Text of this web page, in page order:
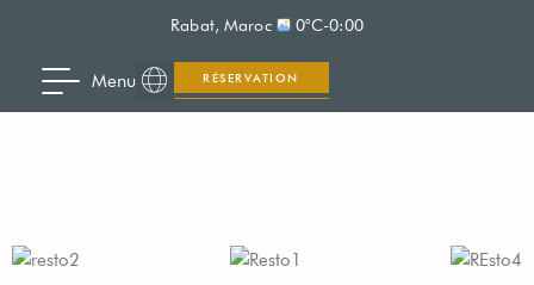
Rabat, Maroc 0°C-0:00
Menu RÉSERVATION